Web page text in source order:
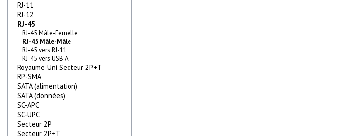
RJ-11
RJ-12
RJ-45
RJ-45 Mâle-Femelle
RJ-45 Mâle-Mâle
RJ-45 vers RJ-11
RJ-45 vers USB A
Royaume-Uni Secteur 2P+T
RP-SMA
SATA (alimentation)
SATA (données)
SC-APC
SC-UPC
Secteur 2P
Secteur 2P+T